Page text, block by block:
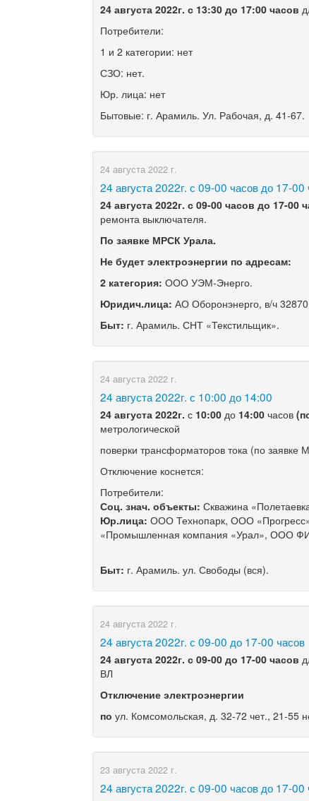
24 августа 2022г. с 13:30 до 17:00 часов
Потребители:
1 и 2 категории: нет
СЗО: нет.
Юр. лица: нет
Бытовые: г. Арамиль. Ул. Рабочая, д. 41-67.
24 августа 2022 г.
​24 августа 2022г. с 09-00 часов до 17-00
24 августа 2022г. с 09-00 часов до 17-00
ремонта выключателя.
По заявке МРСК Урала.
Не будет электроэнергии по адресам:
2 категория:ООО УЭМ-Энерго.
Юридич.лица: АО Оборонэнерго, в/ч
Быт: г. Арамиль. СНТ «Текстильщик».
24 августа 2022 г.
​24 августа 2022г. с 10:00 до 14:00
24 августа 2022г.с 10:00 до 14:00часов
метрологической
поверки трансформаторов тока (по заявке
Отключение коснется:
Потребители:
Соц. знач. объекты: Скважина
Юр.лица: ООО Технопарк, ООО
«Промышленная компания «Урал», ООО
Быт: г. Арамиль. ул. Свободы (вся).
24 августа 2022 г.
​24 августа 2022г. с 09-00 до 17-00 часов
24 августа 2022г. с09-00 до 17-00 часов
ВЛ
Отключение электроэнергии
поул. Комсомольская, д. 32-72 чет., 21-55
23 августа 2022 г.
​24 августа 2022г. с 09-00 часов до 17-00